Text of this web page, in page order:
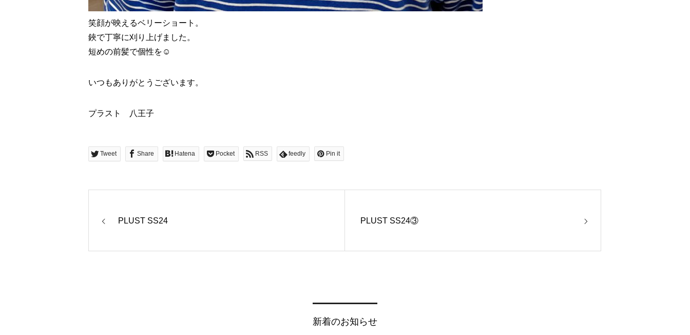
笑顔が映えるベリーショート。
鋏で丁寧に刈り上げました。
短めの前髪で個性を☺︎
いつもありがとうございます。
プラスト 八王子
Tweet Share Hatena Pocket RSS feedly Pin it
PLUST SS24 PLUST SS24③
新着のお知らせ